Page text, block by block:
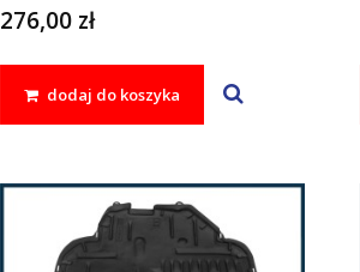
OCTAVIA I '96 - '10, Volkswagen BORA '98
- '05, GOLF IV '97 - '06
276,00 zł
dodaj do koszyka